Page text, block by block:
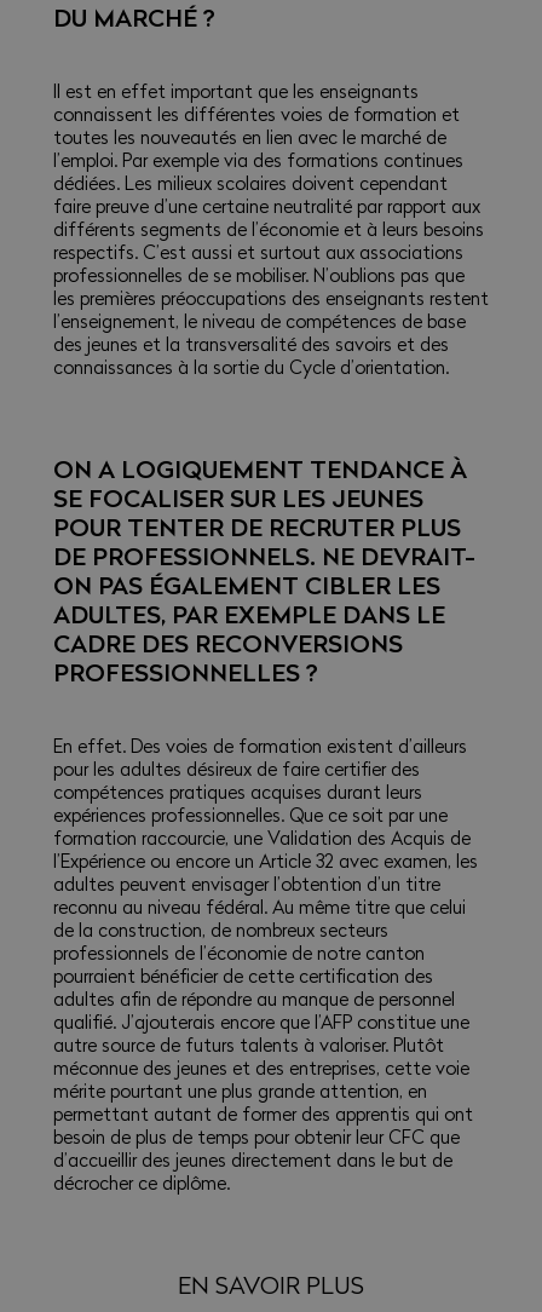
DU MARCHÉ ?
Il est en effet important que les enseignants
connaissent les différentes voies de formation et
toutes les nouveautés en lien avec le marché de
l’emploi. Par exemple via des formations continues
dédiées. Les milieux scolaires doivent cependant
faire preuve d’une certaine neutralité par rapport aux
différents segments de l’économie et à leurs besoins
respectifs. C’est aussi et surtout aux associations
professionnelles de se mobiliser. N’oublions pas que
les premières préoccupations des enseignants restent
l’enseignement, le niveau de compétences de base
des jeunes et la transversalité des savoirs et des
connaissances à la sortie du Cycle d’orientation.
ON A LOGIQUEMENT TENDANCE À
SE FOCALISER SUR LES JEUNES
POUR TENTER DE RECRUTER PLUS
DE PROFESSIONNELS. NE DEVRAIT-
ON PAS ÉGALEMENT CIBLER LES
ADULTES, PAR EXEMPLE DANS LE
CADRE DES RECONVERSIONS
PROFESSIONNELLES ?
En effet. Des voies de formation existent d’ailleurs
pour les adultes désireux de faire certifier des
compétences pratiques acquises durant leurs
expériences professionnelles. Que ce soit par une
formation raccourcie, une Validation des Acquis de
l’Expérience ou encore un Article 32 avec examen, les
adultes peuvent envisager l’obtention d’un titre
reconnu au niveau fédéral. Au même titre que celui
de la construction, de nombreux secteurs
professionnels de l’économie de notre canton
pourraient bénéficier de cette certification des
adultes afin de répondre au manque de personnel
qualifié. J’ajouterais encore que l’AFP constitue une
autre source de futurs talents à valoriser. Plutôt
méconnue des jeunes et des entreprises, cette voie
mérite pourtant une plus grande attention, en
permettant autant de former des apprentis qui ont
besoin de plus de temps pour obtenir leur CFC que
d’accueillir des jeunes directement dans le but de
décrocher ce diplôme.
EN SAVOIR PLUS